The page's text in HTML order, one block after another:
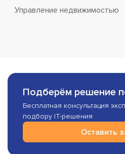
Управление недвижимостью
Подберём решение
Бесплатная консультация
подбору IT-решения
Оставить